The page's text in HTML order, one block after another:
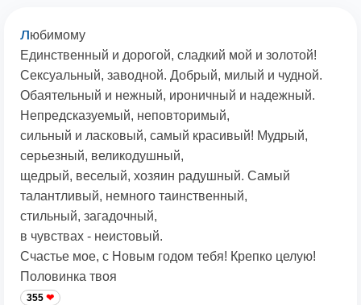
любимому
Единственный и дорогой, сладкий мой и золотой!
Сексуальный, заводной. Добрый, милый и чудной.
Обаятельный и нежный, ироничный и надежный.
Непредсказуемый, неповторимый,
сильный и ласковый, самый красивый! Мудрый,
серьезный, великодушный,
щедрый, веселый, хозяин радушный. Самый
талантливый, немного таинственный,
стильный, загадочный,
в чувствах - неистовый.
Счастье мое, с Новым годом тебя! Крепко целую!
Половинка твоя
355